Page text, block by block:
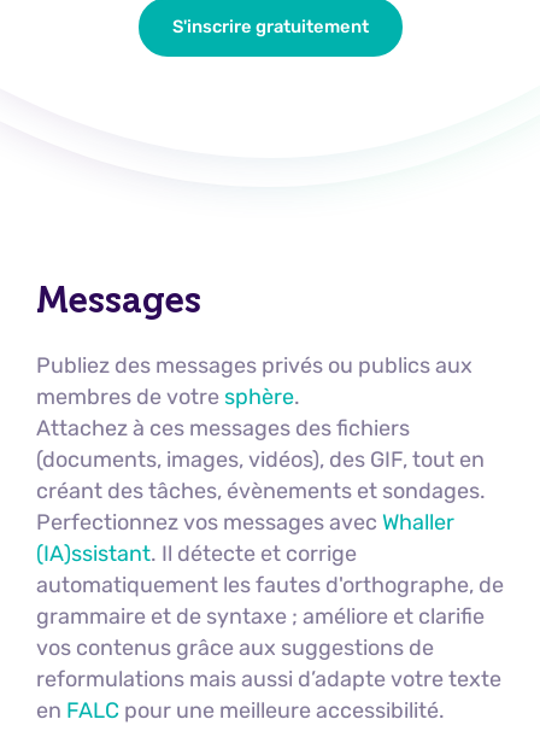
S'inscrire gratuitement
Messages
Publiez des messages privés ou publics aux
membres de votre sphère.
Attachez à ces messages des fichiers
(documents, images, vidéos), des GIF, tout en
créant des tâches, évènements et sondages.
Perfectionnez vos messages avec Whaller
(IA)ssistant. Il détecte et corrige
automatiquement les fautes d'orthographe, de
grammaire et de syntaxe ; améliore et clarifie
vos contenus grâce aux suggestions de
reformulations mais aussi d’adapte votre texte
en FALC pour une meilleure accessibilité.